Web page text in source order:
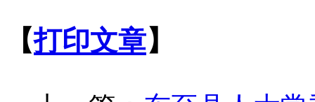
【打印文章】